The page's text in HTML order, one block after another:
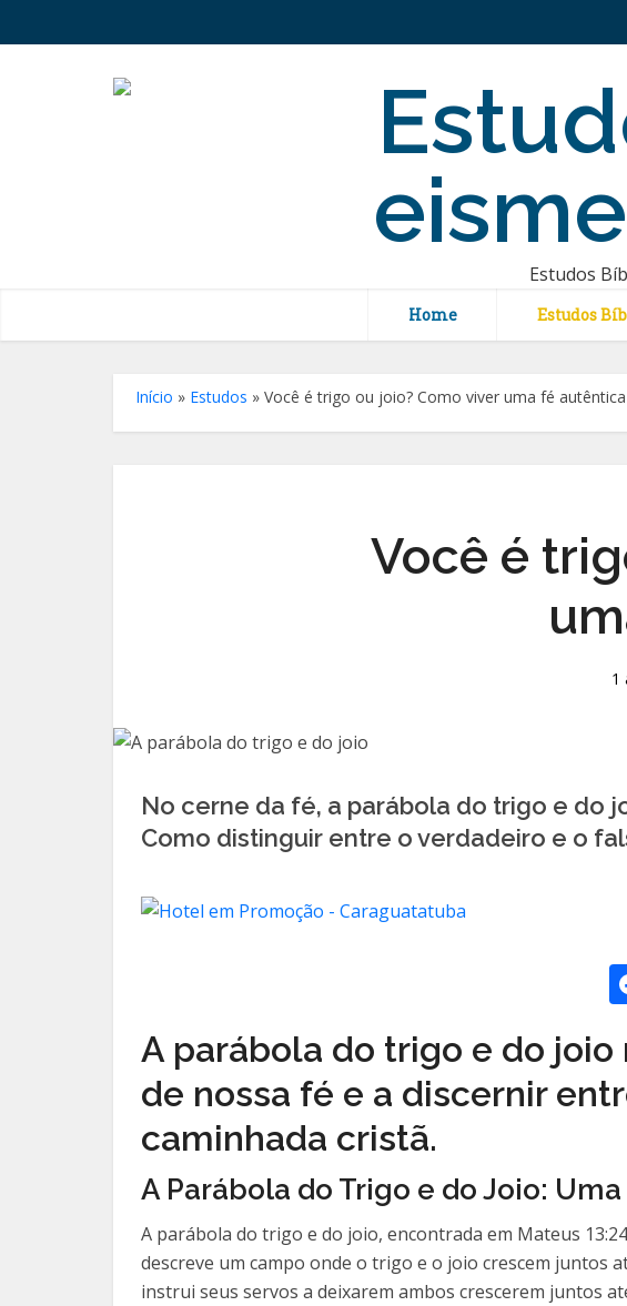
Estudos
Home Estudos
Início » Estudos » Você é trigo ou joio? Como viver uma fé autêntica
Você é
1
No cerne da fé, a parábola do trigo e do
Como distinguir entre o verdadeiro e o
A parábola do trigo e do
de nossa fé e a discernir
caminhada cristã.
A Parábola do Trigo e do Joio:
A parábola do trigo e do joio, encontrada em Mateus
descreve um campo onde o trigo e o joio crescem juntos
instrui seus servos a deixarem ambos crescerem juntos